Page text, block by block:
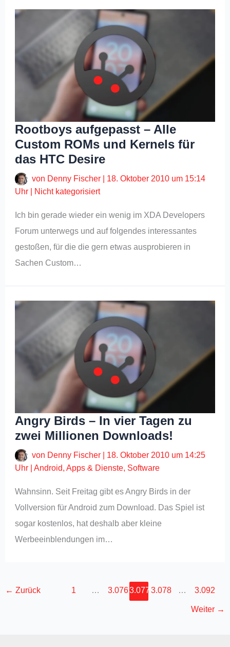
Rootboys aufgepasst – Alle
Custom ROMs und Kernels für
das HTC Desire
von Denny Fischer
18. Oktober 2010 um 15:14
Uhr
Nicht kategorisiert
Ich bin gerade wieder ein wenig im XDA Developers
Forum unterwegs und auf folgendes interessantes
gestoßen, für die die gern etwas ausprobieren in
Sachen Custom…
Angry Birds – In vier Tagen zu
zwei Millionen Downloads!
von Denny Fischer
18. Oktober 2010 um 14:25
Uhr |Android,Apps & Dienste, Software
Wahnsinn. Seit Freitag gibt es Angry Birds in der
Vollversion für Android zum Download. Das Spiel ist
sogar kostenlos, hat deshalb aber kleine
Werbeeinblendungen im…
← Zurück 1 … 3.0763.077 3.078 … 3.092
Weiter →